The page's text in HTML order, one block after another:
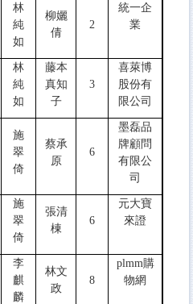
林
純
如
柳孋
倩
2
統一企
業
林
純
如
藤本
真知
子
3
喜萊博
股份有
限公司
施
翠
倚
蔡承
原
6
墨磊品
牌顧問
有限公
司
施
翠
倚
張清
棟
6
元大寶
來證
李
麒
麟
林文
政
8
plmm購
物網